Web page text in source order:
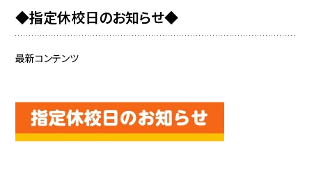
◆指定休校日のお知らせ◆
最新コンテンツ